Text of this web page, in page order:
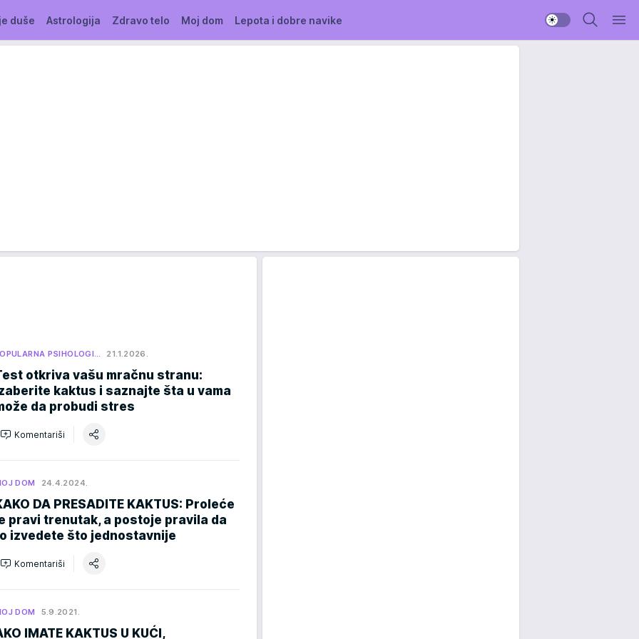
duše Astrologija Zdravo telo Moj dom Lepota i dobre navike
PSIHOLOGI… 21.1.2026.
otkriva vašu mračnu stranu:
kaktus i saznajte šta u vama
da probudi stres
Komentariši
DOM 24.4.2024.
DA PRESADITE KAKTUS: Proleće
pravi trenutak, a postoje pravila da
izvedete što jednostavnije
Komentariši
DOM 5.9.2021.
IMATE KAKTUS U KUĆI,